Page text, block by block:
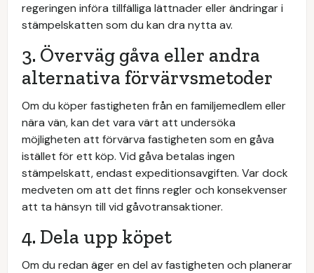
regeringen införa tillfälliga lättnader eller ändringar i
stämpelskatten som du kan dra nytta av.
3. Överväg gåva eller andra
alternativa förvärvsmetoder
Om du köper fastigheten från en familjemedlem eller
nära vän, kan det vara värt att undersöka
möjligheten att förvärva fastigheten som en gåva
istället för ett köp. Vid gåva betalas ingen
stämpelskatt, endast expeditionsavgiften. Var dock
medveten om att det finns regler och konsekvenser
att ta hänsyn till vid gåvotransaktioner.
4. Dela upp köpet
Om du redan äger en del av fastigheten och planerar